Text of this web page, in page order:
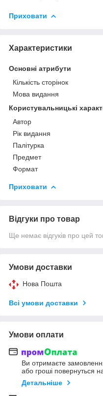
Приховати
Характеристики
Основні атрибути
Кількість сторінок
Мова видання
Користувальницькі
Автор
Рік видання
Палітурка
Предмет
Формат
Приховати
Відгуки про товар
Ще немає відгуків про цей
Умови доставки
Нова Пошта
Всі умови доставки
Умови оплати
Ви отримаєте
або гроші повернуться
Детальніше